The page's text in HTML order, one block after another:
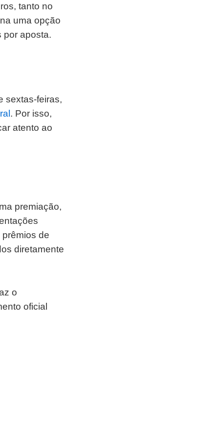
tanto no
uma opção
por aposta.
sextas-feiras,
. Por isso,
atento ao
premiação,
de
diretamente
o
oficial